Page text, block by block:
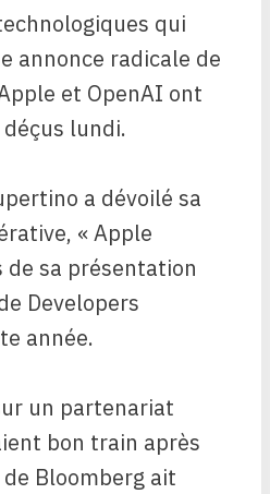
qui
annonce radicale de
et OpenAI ont
lundi.
a dévoilé sa
« Apple
sa présentation
Developers
année.
un partenariat
bon train après
Bloomberg ait